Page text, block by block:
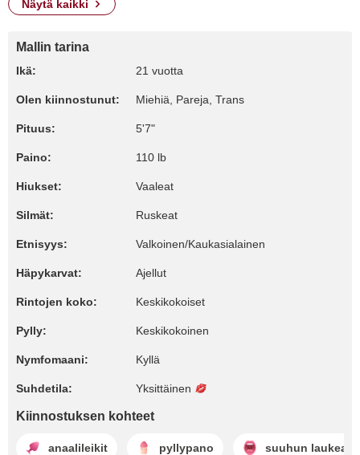
Näytä kaikki
Mallin tarina
Ikä: 21 vuotta
Olen kiinnostunut: Miehiä, Pareja, Trans
Pituus: 5'7"
Paino: 110 lb
Hiukset: Vaaleat
Silmät: Ruskeat
Etnisyys: Valkoinen/Kaukasialainen
Häpykarvat: Ajellut
Rintojen koko: Keskikokoiset
Pylly: Keskikokoinen
Nymfomaani: Kyllä
Suhdetila: Yksittäinen
Kiinnostuksen kohteet
anaalileikit pyllypano suuhun